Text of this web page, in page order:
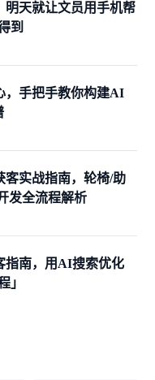
天就让文员用手机帮
到
，手把手教你构建AI
实战指南，轮椅/助
发全流程解析
指南，用AI搜索优化
」